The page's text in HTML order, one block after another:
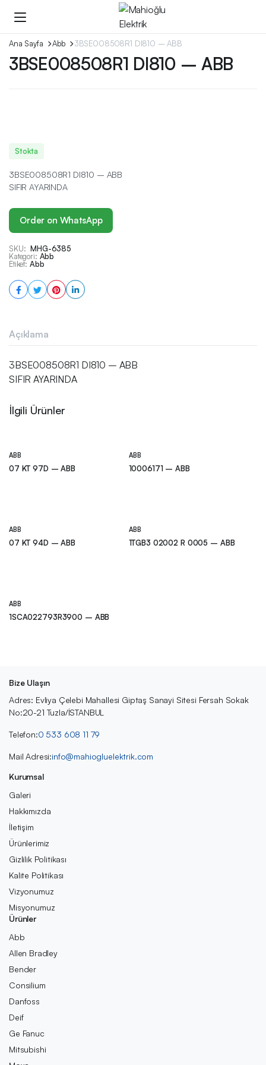
Ana Sayfa Abb 3BSE008508R1 DI810 – ABB
3BSE008508R1 DI810 – ABB
Stokta
3BSE008508R1 DI810 – ABB
SIFIR AYARINDA
Order on WhatsApp
SKU: MHG-6385
Kategori: Abb
Etiket: Abb
Açıklama
3BSE008508R1 DI810 – ABB
SIFIR AYARINDA
İlgili Ürünler
ABB
07 KT 97D – ABB
ABB
10006171 – ABB
ABB
07 KT 94D – ABB
ABB
1TGB3 02002 R 0005 – ABB
ABB
1SCA022793R3900 – ABB
Bize Ulaşın
Adres: Evliya Çelebi Mahallesi Giptaş Sanayi Sitesi Fersah Sokak
No:20-21 Tuzla/İSTANBUL
Telefon:0 533 608 11 79
Mail Adresi:info@mahiogluelektrik.com
Kurumsal
Galeri
Hakkımızda
İletişim
Ürünlerimiz
Gizlilik Politikası
Kalite Politikası
Vizyonumuz
Misyonumuz
Ürünler
Abb
Allen Bradley
Bender
Consilium
Danfoss
Deif
Ge Fanuc
Mitsubishi